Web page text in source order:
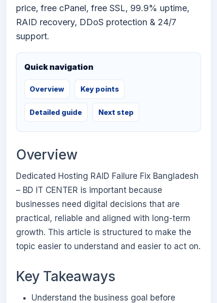
price, free cPanel, free SSL, 99.9% uptime,
RAID recovery, DDoS protection & 24/7
support.
Quick navigation
Overview Key points
Detailed guide Next step
Overview
Dedicated Hosting RAID Failure Fix Bangladesh
– BD IT CENTER is important because
businesses need digital decisions that are
practical, reliable and aligned with long-term
growth. This article is structured to make the
topic easier to understand and easier to act on.
Key Takeaways
Understand the business goal before